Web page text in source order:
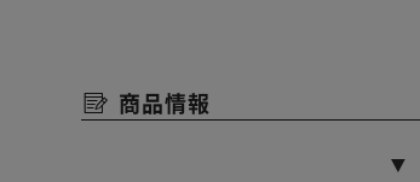
商品情報
▼